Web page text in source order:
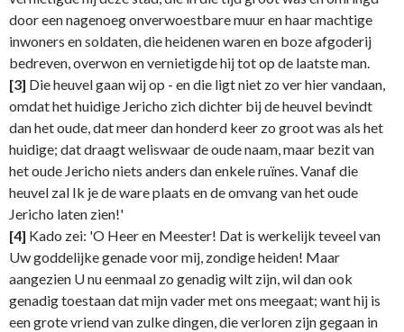
door een nagenoeg onverwoestbare muur en haar machtige
inwoners en soldaten, die heidenen waren en boze afgoderij
bedreven, overwon en vernietigde hij tot op de laatste man.
[3] Die heuvel gaan wij op - en die ligt niet zo ver hier vandaan,
omdat het huidige Jericho zich dichter bij de heuvel bevindt
dan het oude, dat meer dan honderd keer zo groot was als het
huidige; dat draagt weliswaar de oude naam, maar bezit van
het oude Jericho niets anders dan enkele ruïnes. Vanaf die
heuvel zal Ik je de ware plaats en de omvang van het oude
Jericho laten zien!'
[4] Kado zei: 'O Heer en Meester! Dat is werkelijk teveel van
Uw goddelijke genade voor mij, zondige heiden! Maar
aangezien U nu eenmaal zo genadig wilt zijn, wil dan ook
genadig toestaan dat mijn vader met ons meegaat; want hij is
een grote vriend van zulke dingen, die verloren zijn gegaan in